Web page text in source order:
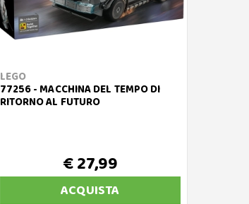
LEGO
77256 - MACCHINA DEL TEMPO DI
RITORNO AL FUTURO
€ 27,99
ACQUISTA